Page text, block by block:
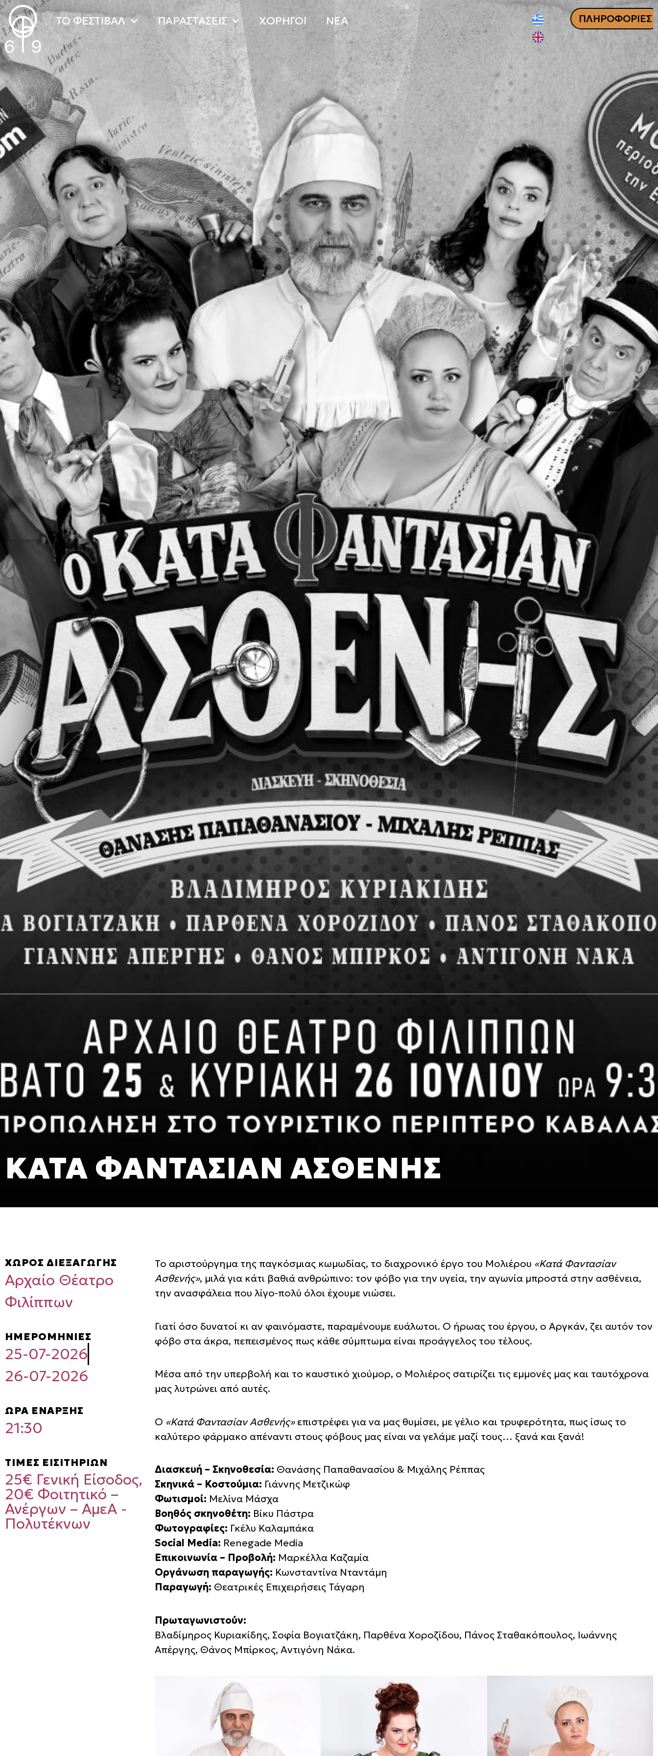
TO ΦΕΣΤΙΒΑΛ ΠΑΡΑΣΤΑΣΕΙΣ ΧΟΡΗΓΟΙ ΝΕΑ ΠΛΗΡΟΦΟΡΙΕΣ
ΚΑΤΑ ΦΑΝΤΑΣΙΑΝ ΑΣΘΕΝΗΣ
ΧΩΡΟΣ ΔΙΕΞΑΓΩΓΗΣ
Αρχαίο Θέατρο
Φιλίππων
ΗΜΕΡΟΜΗΝΙΕΣ
25-07-2026
26-07-2026
ΩΡΑ ΕΝΑΡΞΗΣ
21:30
ΤΙΜΕΣ ΕΙΣΙΤΗΡΙΩΝ
25€ Γενική Είσοδος,
20€ Φοιτητικό –
Ανέργων – ΑμεΑ -
Πολυτέκνων
Το αριστούργημα της παγκόσμιας κωμωδίας, το διαχρονικό έργο του Μολιέρου «Κατά Φαντασίαν
Ασθενής», μιλά για κάτι βαθιά ανθρώπινο: τον φόβο για την υγεία, την αγωνία μπροστά στην ασθένεια,
την ανασφάλεια που λίγο-πολύ όλοι έχουμε νιώσει.
Γιατί όσο δυνατοί κι αν φαινόμαστε, παραμένουμε ευάλωτοι. Ο ήρωας του έργου, ο Αργκάν, ζει αυτόν τον
φόβο στα άκρα, πεπεισμένος πως κάθε σύμπτωμα είναι προάγγελος του τέλους.
Μέσα από την υπερβολή και το καυστικό χιούμορ, ο Μολιέρος σατιρίζει τις εμμονές μας και ταυτόχρονα
μας λυτρώνει από αυτές.
Ο «Κατά Φαντασίαν Ασθενής»επιστρέφει για να μας θυμίσει, με γέλιο και τρυφερότητα, πως ίσως το
καλύτερο φάρμακο απέναντι στους φόβους μας είναι να γελάμε μαζί τους… ξανά και ξανά!
Διασκευή – Σκηνοθεσία: Θανάσης Παπαθανασίου & Μιχάλης Ρέππας
Σκηνικά – Κοστούμια: Γιάννης Μετζικώφ
Φωτισμοί: Μελίνα Μάσχα
Βοηθός σκηνοθέτη: Βίκυ Πάστρα
Φωτογραφίες: Γκέλυ Καλαμπάκα
Social Media: Renegade Media
Επικοινωνία – Προβολή: Μαρκέλλα Καζαμία
Οργάνωση παραγωγής: Κωνσταντίνα Νταντάμη
Παραγωγή: Θεατρικές Επιχειρήσεις Τάγαρη
Πρωταγωνιστούν:
Βλαδίμηρος Κυριακίδης, Σοφία Βογιατζάκη, Παρθένα Χοροζίδου, Πάνος Σταθακόπουλος, Ιωάννης
Απέργης, Θάνος Μπίρκος, Αντιγόνη Νάκα.